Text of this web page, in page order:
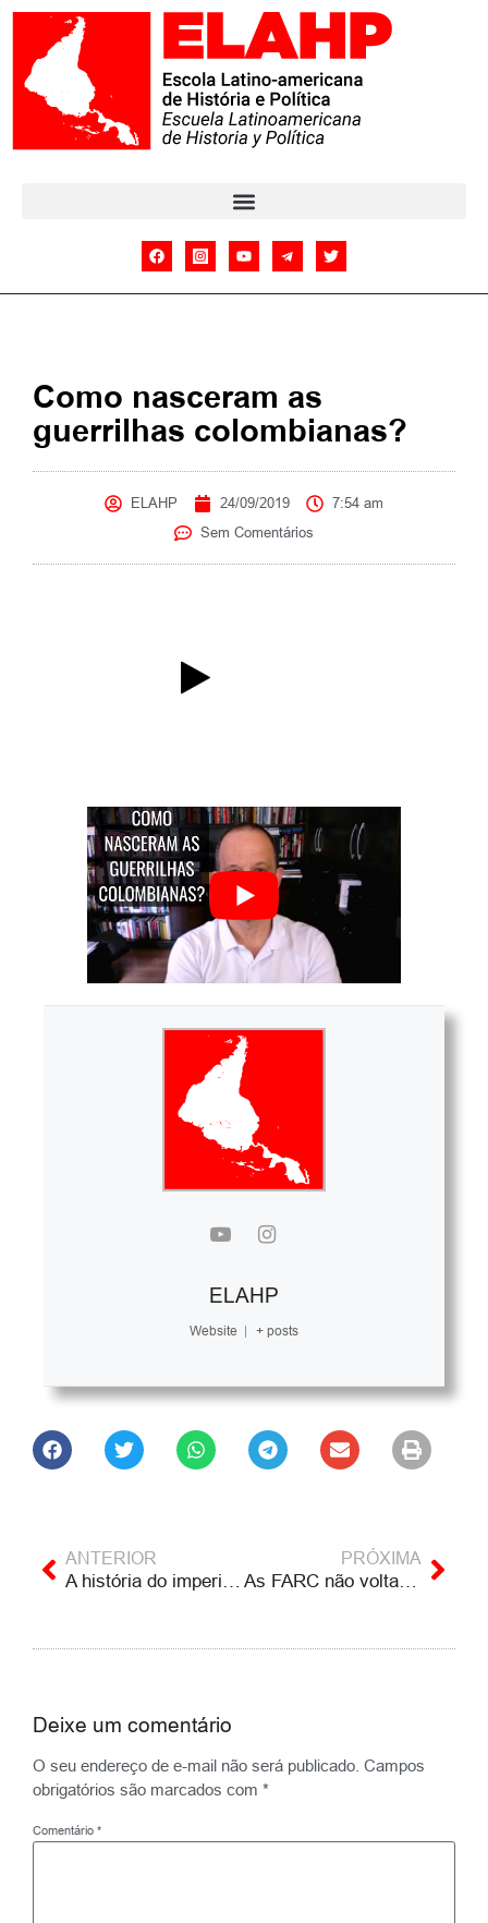
Como nasceram as
guerrilhas colombianas?
ELAHP 24/09/2019
7:54 am
Sem Comentários
ELAHP
Website | + posts
ANTERIOR
A história do imperialismo estado-unidense
PRÓXIMA
As FARC não voltarão à luta armada, afirmam dirigentes
Deixe um comentário
O seu endereço de e-mail não será publicado. Campos
obrigatórios são marcados com *
Comentário *